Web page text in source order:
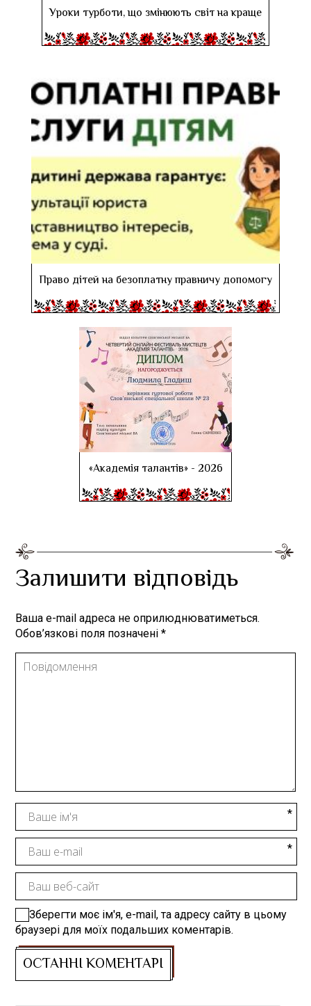
Уроки турботи, що змінюють світ на краще
Право дітей на безоплатну правничу допомогу
«Академія талантів» - 2026
Залишити відповідь
Ваша e-mail адреса не оприлюднюватиметься.
Обов’язкові поля позначені*
Зберегти моє ім'я, e-mail, та адресу сайту в цьому
браузері для моїх подальших коментарів.